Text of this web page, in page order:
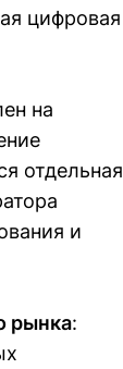
цифровая
на
отдельная
и
рынка: